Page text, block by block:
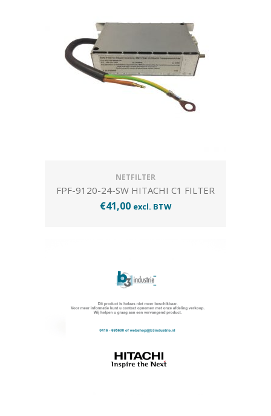
NETFILTER
FPF-9120-24-SW HITACHI C1 FILTER
€41,00 excl. BTW